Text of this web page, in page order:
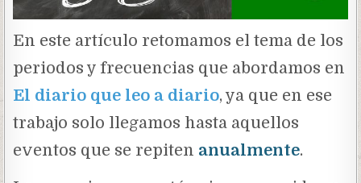
En este artículo retomamos el tema de los
periodos y frecuencias que abordamos en
El diario que leo a diario, ya que en ese
trabajo solo llegamos hasta aquellos
eventos que se repiten anualmente.